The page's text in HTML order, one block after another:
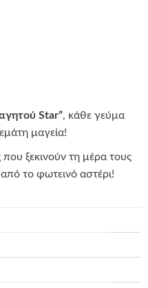
Star”, κάθε γεύμα
μαγεία!
που ξεκινούν τη μέρα τους
το φωτεινό αστέρι!